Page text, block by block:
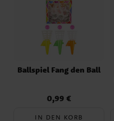
Ballspiel Fang den Ball
Preis:0,99 €
0,99 €
IN DEN KORB